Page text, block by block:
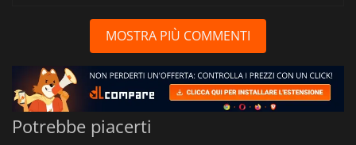
MOSTRA PIÙ COMMENTI
Potrebbe piacerti